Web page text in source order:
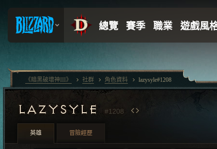
LAZYSYLE #1208
英雄 冒險經歷
《暗黑破壞神III》 社群 角色資料 lazysyle#1208